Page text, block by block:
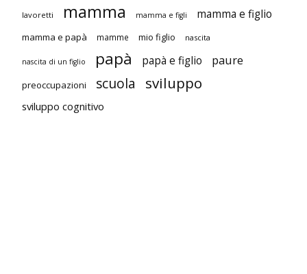
lavoretti mamma mamma e figli mamma e figlio
mamma e papà mamme mio figlio nascita
nascita di un figlio papà papà e figlio paure
preoccupazioni scuola sviluppo
sviluppo cognitivo